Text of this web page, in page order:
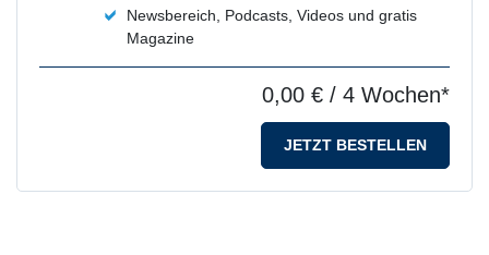
Newsbereich, Podcasts, Videos und gratis
Magazine
0,00 € / 4 Wochen*
JETZT BESTELLEN